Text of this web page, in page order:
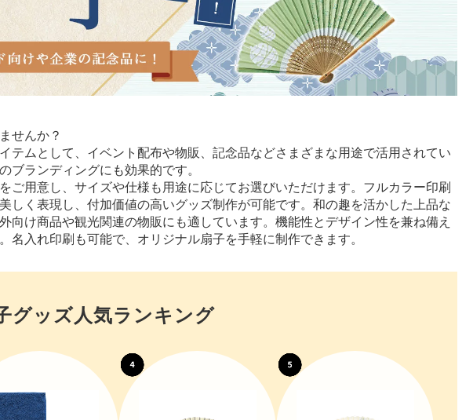
せんか？
テムとして、イベント配布や物販、記念品などさまざまな用途で活用されてい
ブランディングにも効果的です。
用意し、サイズや仕様も用途に応じてお選びいただけます。フルカラー印刷
く表現し、付加価値の高いグッズ制作が可能です。和の趣を活かした上品な
け商品や観光関連の物販にも適しています。機能性とデザイン性を兼ね備え
入れ印刷も可能で、オリジナル扇子を手軽に制作できます。
グッズ人気ランキング